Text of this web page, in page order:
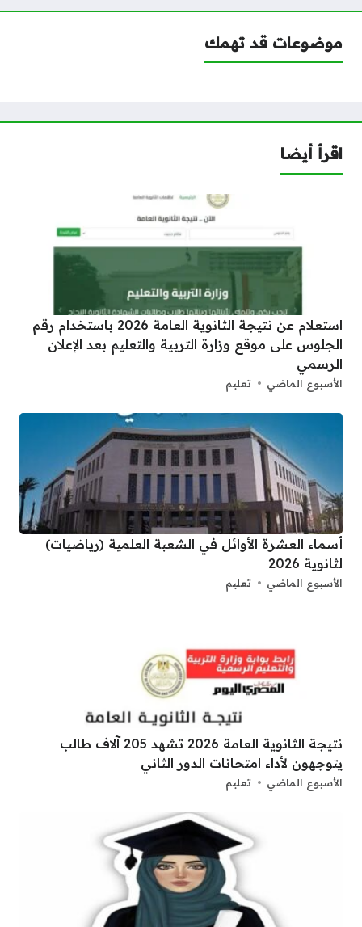
موضوعات قد تهمك
اقرأ أيضا
استعلام عن نتيجة الثانوية العامة 2026 باستخدام رقم
الجلوس على موقع وزارة التربية والتعليم بعد الإعلان
الرسمي
الأسبوع الماضي تعليم
أسماء العشرة الأوائل في الشعبة العلمية (رياضيات)
لثانوية 2026
الأسبوع الماضي تعليم
نتيجة الثانوية العامة 2026 تشهد 205 آلاف طالب
يتوجهون لأداء امتحانات الدور الثاني
الأسبوع الماضي تعليم